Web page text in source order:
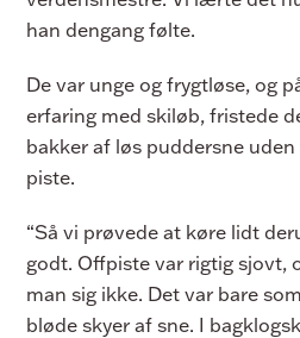
han dengang følte.
De var unge og frygtløse, og
erfaring med skiløb, fristede
bakker af løs puddersne
piste.
“Så vi prøvede at køre lidt
godt. Offpiste var rigtig sjovt,
man sig ikke. Det var bare
bløde skyer af sne. I